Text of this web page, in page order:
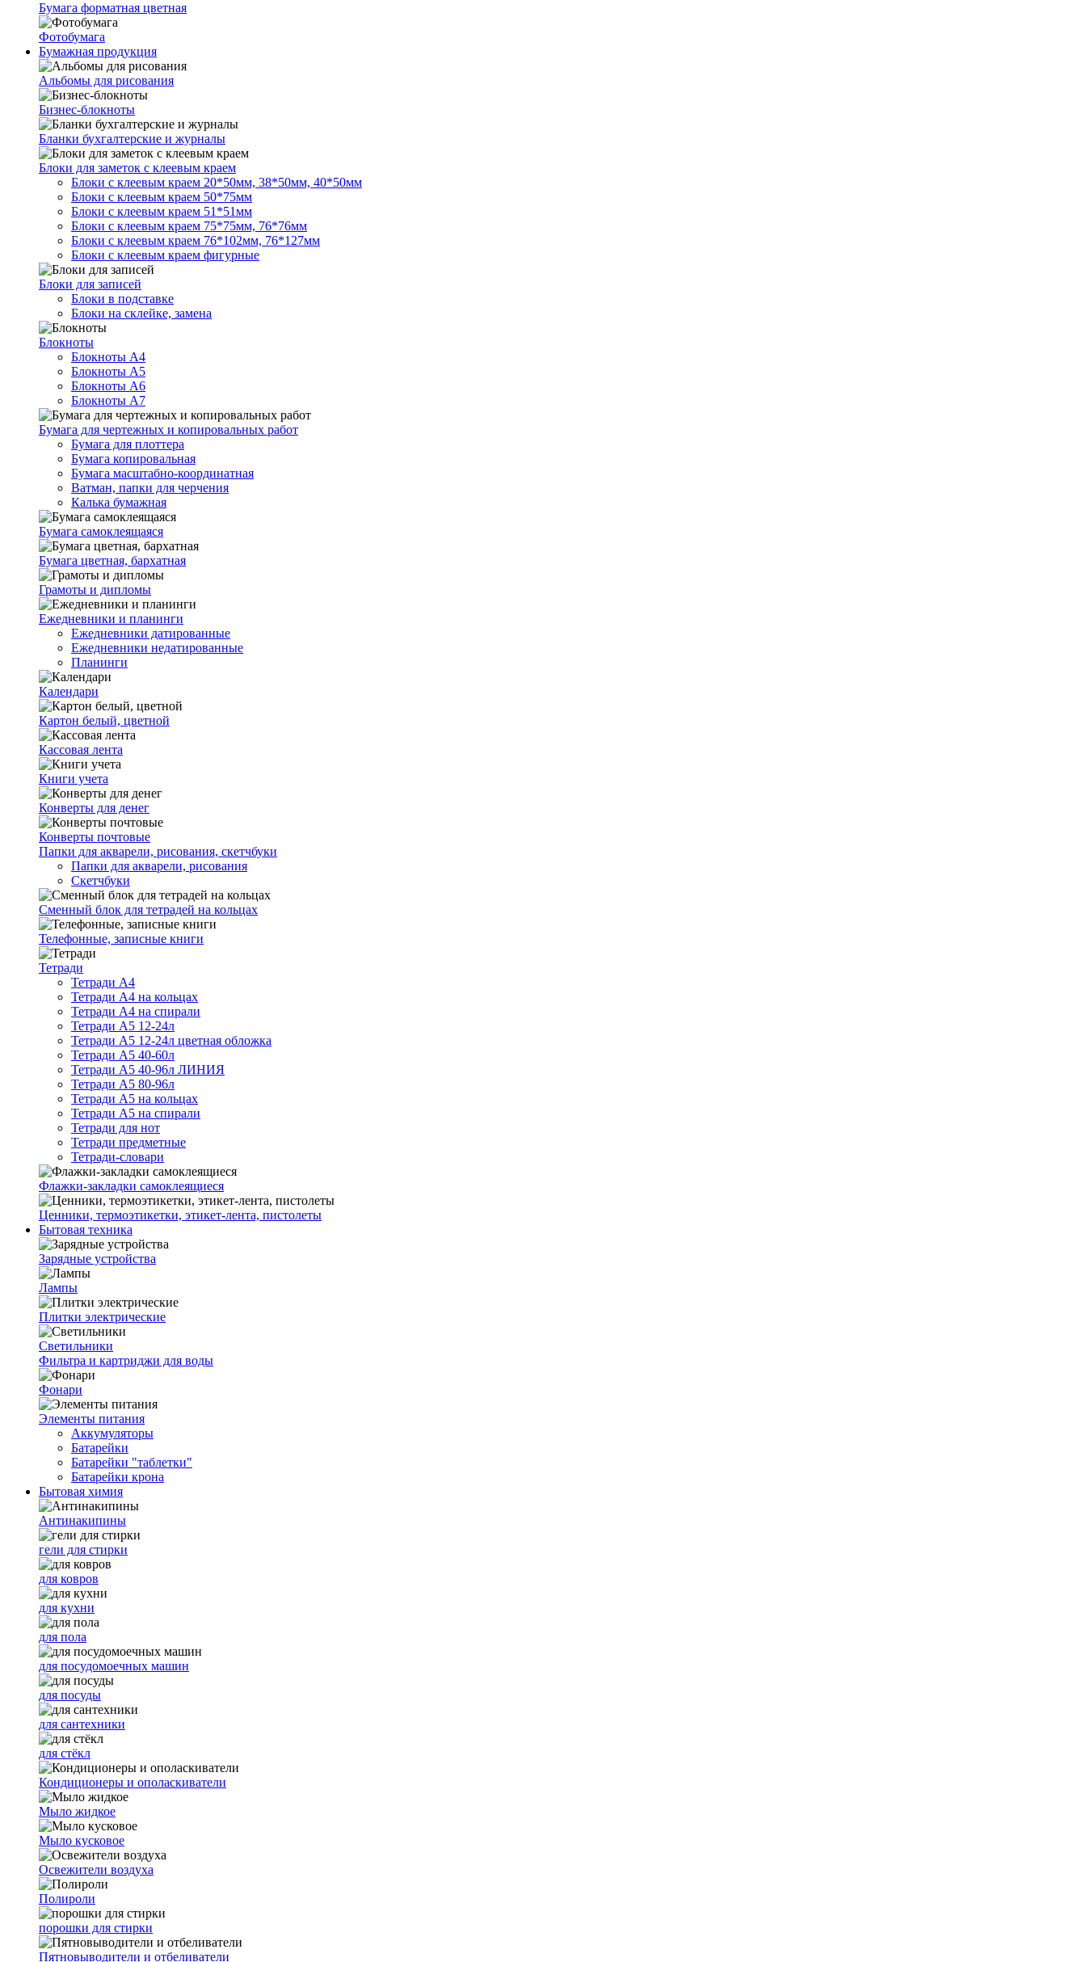
Бумага форматная цветная
Фотобумага
Бумажная продукция
Альбомы для рисования
Бизнес-блокноты
Бланки бухгалтерские и журналы
Блоки для заметок с клеевым краем
Блоки с клеевым краем 20*50мм, 38*50мм, 40*50мм
Блоки с клеевым краем 50*75мм
Блоки с клеевым краем 51*51мм
Блоки с клеевым краем 75*75мм, 76*76мм
Блоки с клеевым краем 76*102мм, 76*127мм
Блоки с клеевым краем фигурные
Блоки для записей
Блоки в подставке
Блоки на склейке, замена
Блокноты
Блокноты А4
Блокноты А5
Блокноты А6
Блокноты А7
Бумага для чертежных и копировальных работ
Бумага для плоттера
Бумага копировальная
Бумага масштабно-координатная
Ватман, папки для черчения
Калька бумажная
Бумага самоклеящаяся
Бумага цветная, бархатная
Грамоты и дипломы
Ежедневники и планинги
Ежедневники датированные
Ежедневники недатированные
Планинги
Календари
Картон белый, цветной
Кассовая лента
Книги учета
Конверты для денег
Конверты почтовые
Папки для акварели, рисования, скетчбуки
Папки для акварели, рисования
Скетчбуки
Сменный блок для тетрадей на кольцах
Телефонные, записные книги
Тетради
Тетради А4
Тетради А4 на кольцах
Тетради А4 на спирали
Тетради А5 12-24л
Тетради А5 12-24л цветная обложка
Тетради А5 40-60л
Тетради А5 40-96л ЛИНИЯ
Тетради А5 80-96л
Тетради А5 на кольцах
Тетради А5 на спирали
Тетради для нот
Тетради предметные
Тетради-словари
Флажки-закладки самоклеящиеся
Ценники, термоэтикетки, этикет-лента, пистолеты
Бытовая техника
Зарядные устройства
Лампы
Плитки электрические
Светильники
Фильтра и картриджи для воды
Фонари
Элементы питания
Аккумуляторы
Батарейки
Батарейки "таблетки"
Батарейки крона
Бытовая химия
Антинакипины
гели для стирки
для ковров
для кухни
для пола
для посудомоечных машин
для посуды
для сантехники
для стёкл
Кондиционеры и ополаскиватели
Мыло жидкое
Мыло кусковое
Освежители воздуха
Полироли
порошки для стирки
Пятновыводители и отбеливатели